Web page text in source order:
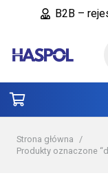
B2B –
Strona główna /
Produkty oznaczone